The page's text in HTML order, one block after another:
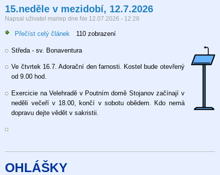
15.neděle v mezidobí, 12.7.2026
Napsal uživatel mariep dne Ne 12.07.2026 - 12:28
Přečíst celý článek
v
mezidobí,
110 zobrazení
Středa - sv. Bonaventura
Ve čtvrtek 16.7. Adorační den farnosti. Kostel bude otevřený
od 9.00 hod.
Exercicie na Velehradě v Poutním domě Stojanov začínají v
neděli večeří v 18.00, končí v sobotu obědem. Kdo nemá
dopravu dejte vědět v sakristii.
OHLÁŠKY